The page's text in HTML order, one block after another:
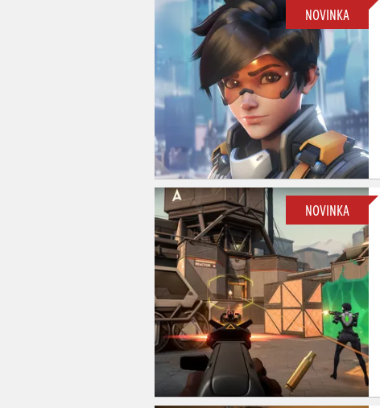
NOVINKA
NOVINKA